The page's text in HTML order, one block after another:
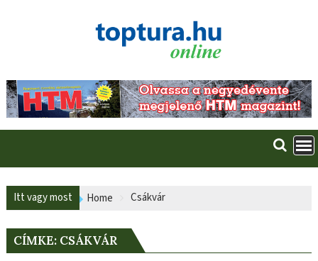
Itt vagy most Home Csákvár
CÍMKE: CSÁKVÁR